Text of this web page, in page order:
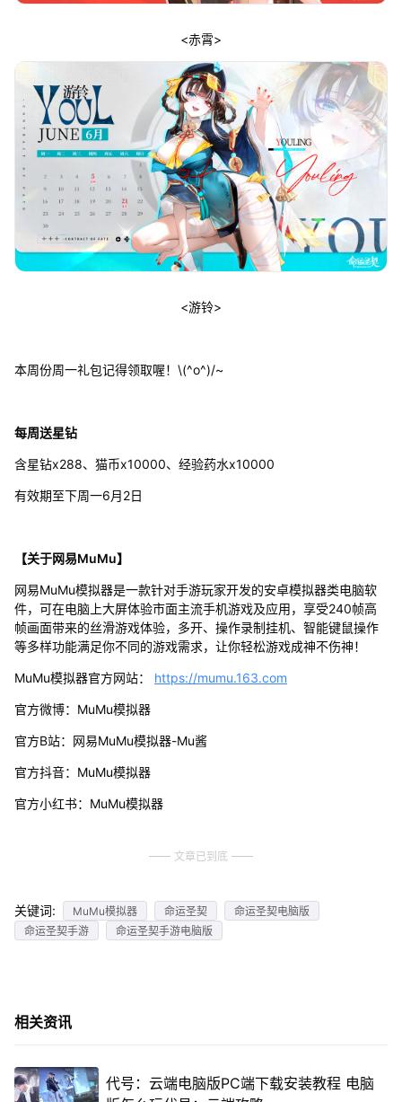
<赤霄>
<游铃>
本周份周一礼包记得领取喔！\(^o^)/~
每周送星钻
含星钻x288、猫币x10000、经验药水x10000
有效期至下周一6月2日
【关于网易MuMu】
网易MuMu模拟器是一款针对手游玩家开发的安卓模拟器类电脑软
件，可在电脑上大屏体验市面主流手机游戏及应用，享受240帧高
帧画面带来的丝滑游戏体验，多开、操作录制挂机、智能键鼠操作
等多样功能满足你不同的游戏需求，让你轻松游戏成神不伤神！
MuMu模拟器官方网站： https://mumu.163.com
官方微博：MuMu模拟器
官方B站：网易MuMu模拟器-Mu酱
官方抖音：MuMu模拟器
官方小红书：MuMu模拟器
文章已到底
关键词: MuMu模拟器 命运圣契
命运圣契电脑版
命运圣契手游
命运圣契手游电脑版
相关资讯
代号：云端电脑版PC端下载安装教程 电脑